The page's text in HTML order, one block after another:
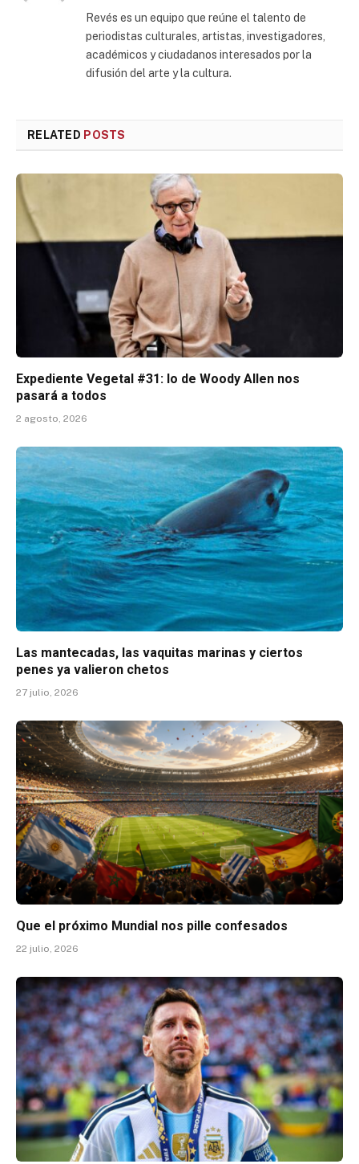
Revés es un equipo que reúne el talento de
periodistas culturales, artistas, investigadores,
académicos y ciudadanos interesados por la
difusión del arte y la cultura.
RELATED POSTS
Expediente Vegetal #31: lo de Woody Allen nos
pasará a todos
2 agosto, 2026
Las mantecadas, las vaquitas marinas y ciertos
penes ya valieron chetos
27 julio, 2026
Que el próximo Mundial nos pille confesados
22 julio, 2026